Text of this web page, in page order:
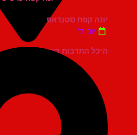
היכל התרבות ראשון לציון
יונה קפח סטנדאפ
יום ד'